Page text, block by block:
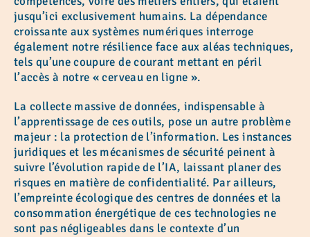
jusqu’ici exclusivement humains. La dépendance
croissante aux systèmes numériques interroge
également notre résilience face aux aléas techniques,
tels qu’une coupure de courant mettant en péril
l’accès à notre « cerveau en ligne ».
La collecte massive de données, indispensable à
l’apprentissage de ces outils, pose un autre problème
majeur : la protection de l’information. Les instances
juridiques et les mécanismes de sécurité peinent à
suivre l’évolution rapide de l’IA, laissant planer des
risques en matière de confidentialité. Par ailleurs,
l’empreinte écologique des centres de données et la
consommation énergétique de ces technologies ne
sont pas négligeables dans le contexte d’un